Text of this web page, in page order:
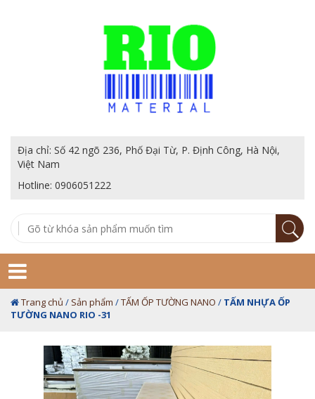
Địa chỉ: Số 42 ngõ 236, Phố Đại Từ, P. Định Công, Hà Nội,
Việt Nam
Hotline: 0906051222
Trang chủ / Sản phẩm /TẤM ỐP TƯỜNG NANO / TẤM NHỰA ỐP
TƯỜNG NANO RIO -31